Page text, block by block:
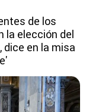
de los
la elección del
en la misa